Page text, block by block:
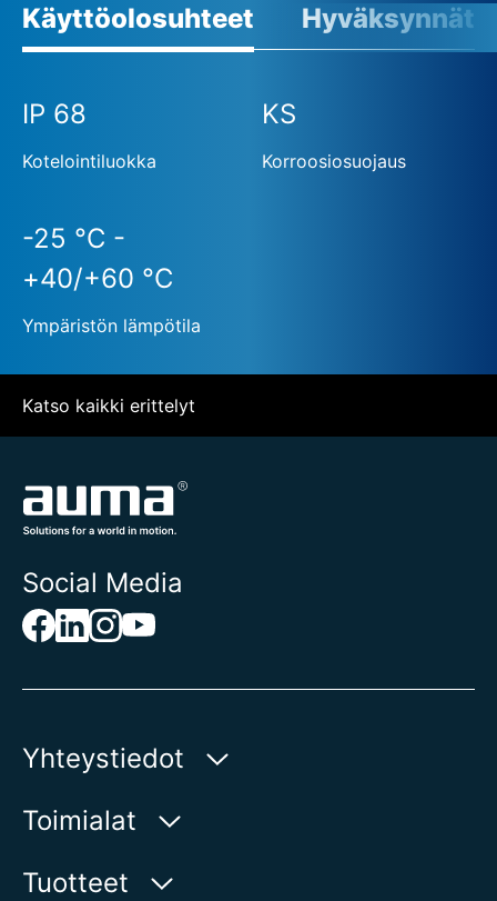
Käyttöolosuhteet Hyväksynnät
IP 68
Kotelointiluokka
KS
Korroosiosuojaus
-25 °C -
+40/+60 °C
Ympäristön lämpötila
Katso kaikki erittelyt
Social Media
Yhteystiedot
AUMA Riester
Aumastr 1
Toimialat
Vesi
Tuotteet